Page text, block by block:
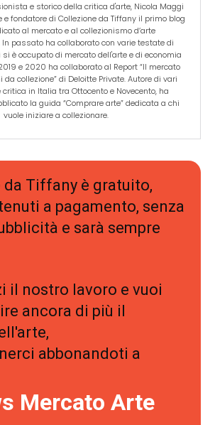
e storico della critica d'arte, Nicola Maggi
e fondatore di Collezione da Tiffany il primo blog
al mercato e al collezionismo d’arte
In passato ha collaborato con varie testate di
è occupato di mercato dell'arte e di economia
e 2020 ha collaborato al Report “Il mercato
da collezione” di Deloitte Private. Autore di vari
in Italia tra Ottocento e Novecento, ha
la guida “Comprare arte” dedicata a chi
vuole iniziare a collezionare.
da Tiffany è gratuito,
a pagamento, senza
e sarà sempre
il nostro lavoro e vuoi
ancora di più il
abbonandoti a
Mercato Arte